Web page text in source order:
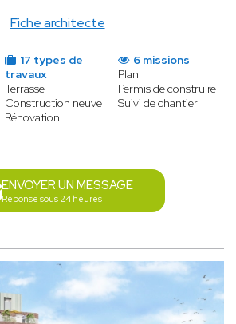
Fiche architecte
17 types de
travaux
Terrasse
Construction neuve
Rénovation
6 missions
Plan
Permis de construire
Suivi de chantier
ENVOYER UN MESSAGE
Réponse sous 24 heures